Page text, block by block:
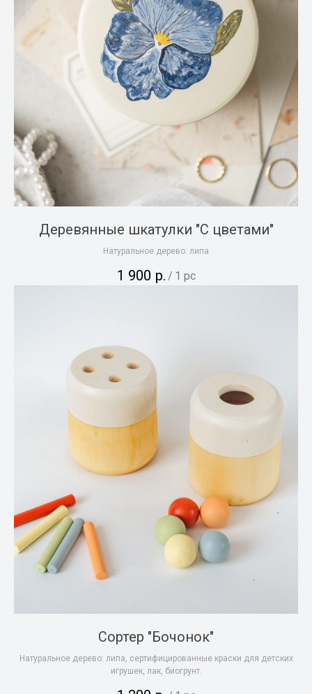
Деревянные шкатулки "С цветами"
Натуральное дерево: липа
1 900 р. / 1 pc
Сортер "Бочонок"
Натуральное дерево: липа, сертифицированные краски для детских
игрушек, лак, биогрунт.